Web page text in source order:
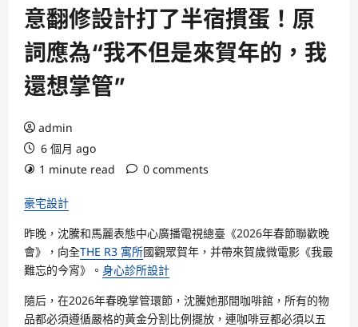
意翻修設計打了半宿摜蛋！原
詞應為“我不但是來賀年的，我
還想掌管”
admin
6 個月 ago
1 minute read
0 comments
豪宅設計
昨晚，沈騰和馬麗表態中心廣播電視總臺《2026年春節聯歡晚
會》，向全THE R3 寓所國觀眾賀年，并帶來賀歲微電影《我最
難忘的今宵》。 身心診所設計
隨后，在2026年春晚掌管環節，沈騰她那間咖啡館，所有的物
品都必須遵循嚴格的黃金分割比例擺放，連咖啡豆都必須以五